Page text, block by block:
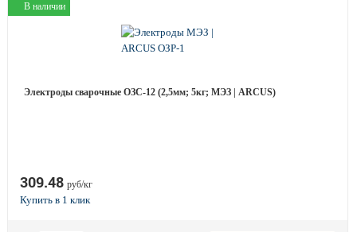
В наличии
Электроды сварочные ОЗС-12 (2,5мм; 5кг; МЭЗ | ARCUS)
309.48 руб/кг